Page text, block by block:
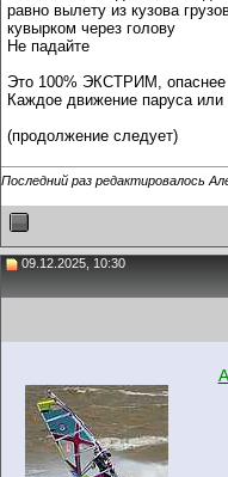
равно вылету из кузова
кувырком через голову
Не падайте
Это 100% ЭКСТРИМ, опаснее
Каждое движение паруса
(продолжение следует)
Последний раз редактировалось
09.12.2025, 10:30